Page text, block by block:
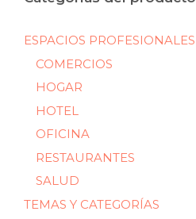
ESPACIOS PROFESIONALES
COMERCIOS
HOGAR
HOTEL
OFICINA
RESTAURANTES
SALUD
TEMAS Y CATEGORÍAS